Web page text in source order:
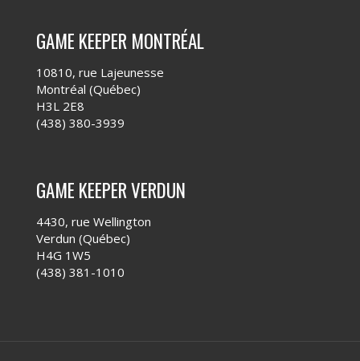
GAME KEEPER MONTRÉAL
10810, rue Lajeunesse
Montréal (Québec)
H3L 2E8
(438) 380-3939
GAME KEEPER VERDUN
4430, rue Wellington
Verdun (Québec)
H4G 1W5
(438) 381-1010